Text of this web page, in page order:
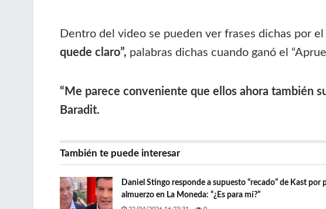
Dentro del video se pueden ver frases dichas por el
quede claro”, palabras dichas cuando ganó el
“Me parece conveniente que ellos ahora también
Baradit.
También te puede interesar
Daniel Stingo responde a supuesto “recado” de Kast por
almuerzo en La Moneda: “¿Es para mí?”